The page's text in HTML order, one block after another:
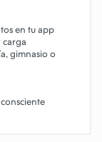
en tu app
carga
gimnasio o